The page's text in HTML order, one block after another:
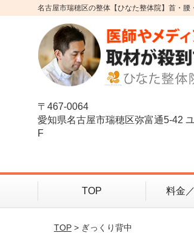
名古屋市瑞穂区の整体【ひなた整体院】首・腰
〒467-0064
愛知県名古屋市瑞穂区弥富通5-42
F
TOP 料金
TOP> ぎっくり背中